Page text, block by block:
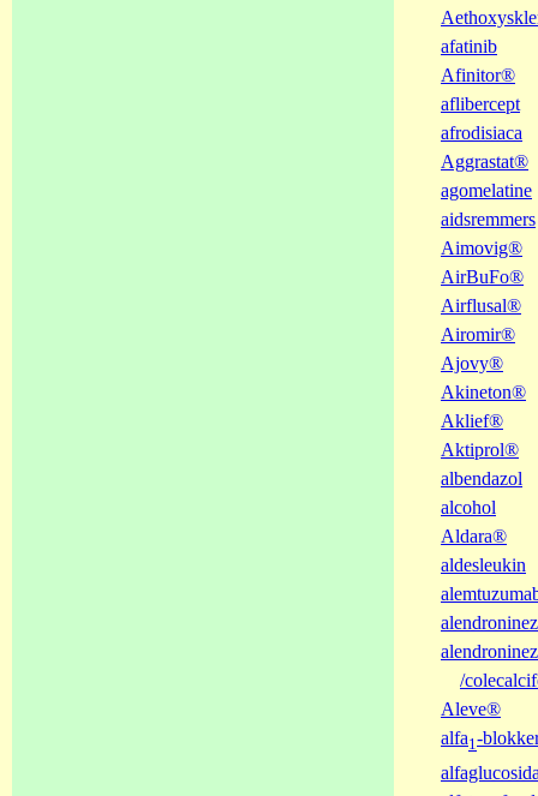
afatinib
Afinitor®
aflibercept
afrodisiaca
Aggrastat®
agomelatine
aidsremmers
Aimovig®
AirBuFo®
Airflusal®
Airomir®
Ajovy®
Akineton®
Aklief®
Aktiprol®
albendazol
alcohol
Aldara®
aldesleukin
/
Aleve®
alfa1-